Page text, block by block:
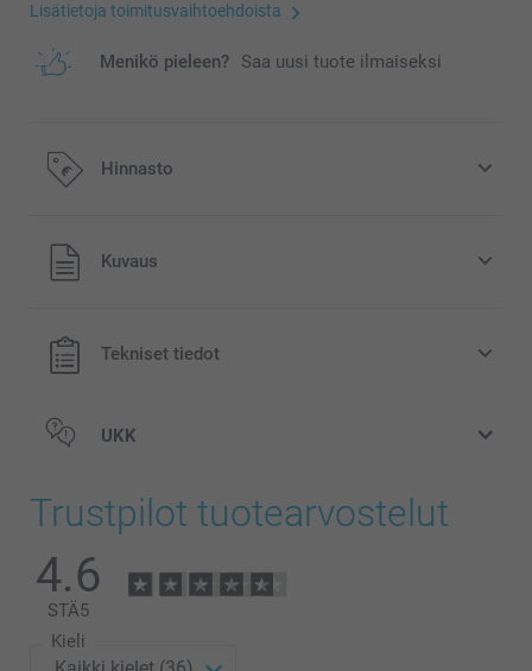
Lisätietoja toimitusvaihtoehdoista
Menikö pieleen? Saa uusi tuote ilmaiseksi
Hinnasto
Kaikki hinnat ovat euroina, sisältävät arvonlisäveron ja
eivät sisällä postikuluja.
Kuvaus
Tekniset tiedot
UKK
Trustpilot tuotearvostelut
4.6
STÄ5
Kieli